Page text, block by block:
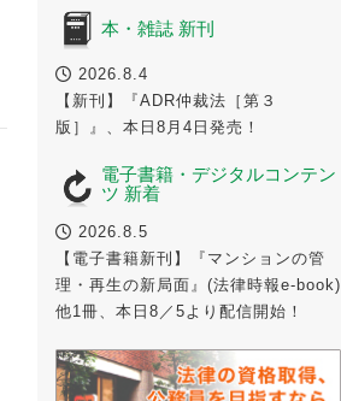
本・雑誌 新刊
2026.8.4
【新刊】『ADR仲裁法［第３
版］』、本日8月4日発売！
電子書籍・デジタルコンテン
ツ 新着
2026.8.5
【電子書籍新刊】『マンションの管
理・再生の新局面』(法律時報e-book)
他1冊、本日8／5より配信開始！